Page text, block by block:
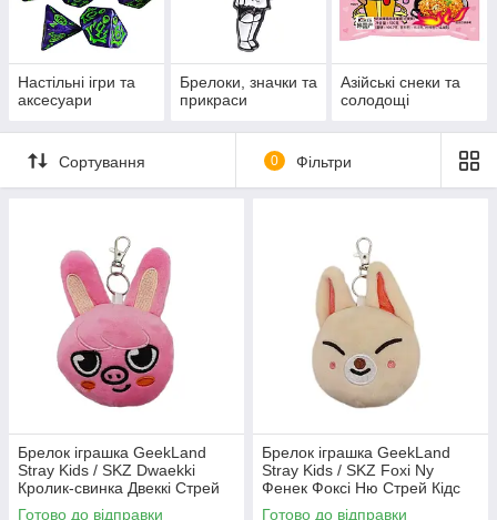
Настільні ігри та
аксесуари
Брелоки, значки та
прикраси
Азійські снеки та
солодощі
Сортування 0 Фільтри
Брелок іграшка GeekLand
Stray Kids / SKZ Dwaekki
Кролик-свинка Двеккі Стрей
Кідс 10 см G SKZ D05
Готово до відправки
Брелок іграшка GeekLand
Stray Kids / SKZ Foxi Ny
Фенек Фоксі Ню Стрей Кідс
10 см G SKZ FN07
Готово до відправки